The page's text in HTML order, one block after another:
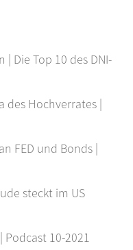
Die Top 10 des DNI-
des Hochverrates |
FED und Bonds |
steckt im US
Podcast 10-2021